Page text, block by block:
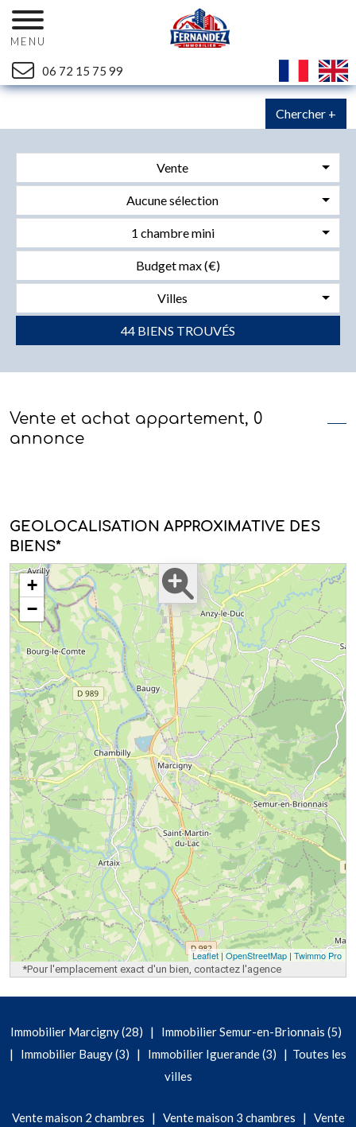
MENU
06 72 15 75 99
Chercher +
Vente
Aucune sélection
1 chambre mini
Villes
44 BIENS TROUVÉS
Vente et achat appartement, 0
annonce
GEOLOCALISATION APPROXIMATIVE DES
BIENS*
+
−
Leaflet | OpenStreetMap | Twimmo Pro
*Pour l'emplacement exact d'un bien, contactez l'agence
Immobilier Marcigny (28) | Immobilier Semur-en-Brionnais (5)
| Immobilier Baugy (3) | Immobilier Iguerande (3) | Toutes les
villes
Vente maison 2 chambres | Vente maison 3 chambres | Vente